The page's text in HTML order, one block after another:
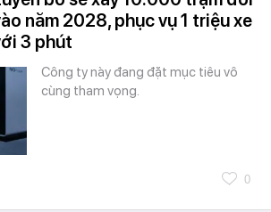
năm 2028, phục vụ 1 triệu xe
3 phút
Công ty này đang đặt mục tiêu vô
cùng tham vọng.
0